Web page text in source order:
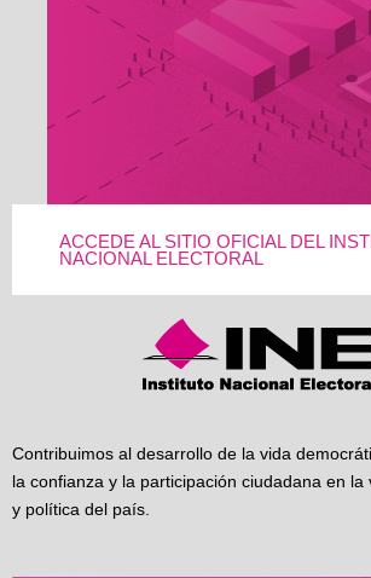
ACCEDE AL SITIO OFICIAL DEL
NACIONAL ELECTORAL
Contribuimos al desarrollo de la vida
la confianza y la participación ciudadana en la
y política del país.